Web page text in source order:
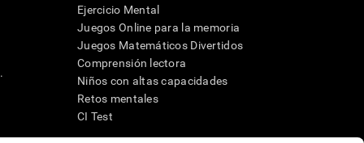
Ejercicio Mental
Juegos Online para la memoria
Juegos Matemáticos Divertidos
Comprensión lectora
Niños con altas capacidades
Retos mentales
CI Test